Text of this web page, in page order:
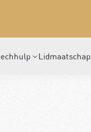
Lidmaatschap